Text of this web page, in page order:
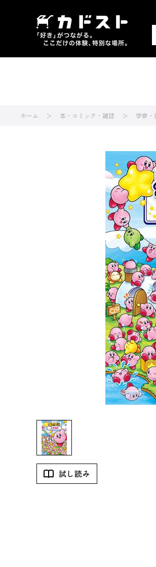
ホーム 本・コミック・雑誌 学参・
試し読み